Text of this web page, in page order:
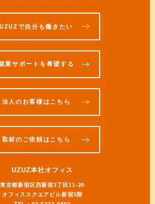
UZUZで自分も働きたい
業サポートを希望する
法人のお客様はこちら
取材のご依頼はこちら
UZUZ本社オフィス
東京都新宿区西新宿3丁目11-20
オフィススクエアビル新宿3階